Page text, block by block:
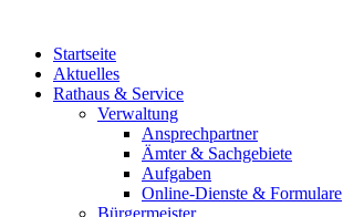
Startseite
Aktuelles
Rathaus & Service
Verwaltung
Ansprechpartner
Ämter & Sachgebiete
Aufgaben
Online-Dienste & Formulare
Bürgermeister